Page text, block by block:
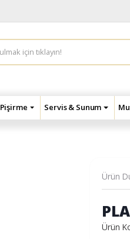
Pişirme Servis & Sunum
Ürün
Ürün